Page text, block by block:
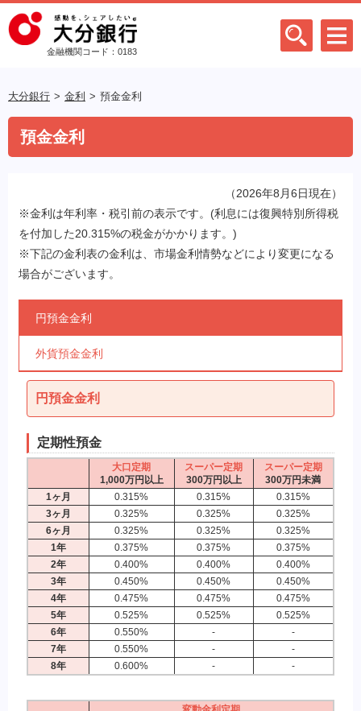
金融機関コード：0183
大分銀行 金利 預金金利
預金金利
（2026年8月6日現在）
※金利は年利率・税引前の表示です。(利息には復興特別所得税
を付加した20.315%の税金がかかります。)
※下記の金利表の金利は、市場金利情勢などにより変更になる
場合がございます。
円預金金利
外貨預金金利
円預金金利
定期性預金
大口定期
1,000万円以上
スーパー定期
300万円以上
スーパー定期
300万円未満
1ヶ月
0.315% 0.315%
0.315%
3ヶ月
0.325% 0.325%
0.325%
6ヶ月
0.325% 0.325%
0.325%
1年
0.375% 0.375%
0.375%
2年
0.400% 0.400%
0.400%
3年
0.450% 0.450%
0.450%
4年
0.475% 0.475%
0.475%
5年
0.525% 0.525%
0.525%
6年
0.550% -
-
7年
0.550% -
-
8年
0.600% - -